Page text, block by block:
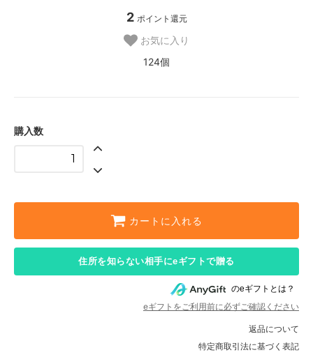
2 ポイント還元
お気に入り
124個
購入数
カートに入れる
住所を知らない相手にeギフトで贈る
のeギフトとは？
eギフトをご利用前に必ずご確認ください
返品について
特定商取引法に基づく表記